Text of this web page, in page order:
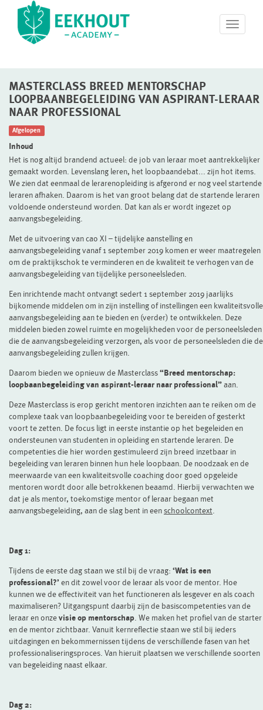
T
o
n
a
o
MASTERCLASS BREED MENTORSCHAP
LOOPBAANBEGELEIDING VAN ASPIRANT-LERAAR
NAAR PROFESSIONAL
Afgelopen
Inhoud
Het is nog altijd brandend actueel: de job van leraar moet aantrekkelijker
gemaakt worden. Levenslang leren, het loopbaandebat... zijn hot items.
We zien dat eenmaal de lerarenopleiding is afgerond er nog veel startende
leraren afhaken. Daarom is het van groot belang dat de startende leraren
voldoende ondersteund worden. Dat kan als er wordt ingezet op
aanvangsbegeleiding.
Met de uitvoering van cao XI – tijdelijke aanstelling en
aanvangsbegeleiding vanaf 1 september 2019 komen er weer maatregelen
om de praktijkschok te verminderen en de kwaliteit te verhogen van de
aanvangsbegeleiding van tijdelijke personeelsleden.
Een inrichtende macht ontvangt sedert 1 september 2019 jaarlijks
bijkomende middelen om in zijn instelling of instellingen een kwaliteitsvolle
aanvangsbegeleiding aan te bieden en (verder) te ontwikkelen. Deze
middelen bieden zowel ruimte en mogelijkheden voor de personeelsleden
die de aanvangsbegeleiding verzorgen, als voor de personeelsleden die de
aanvangsbegeleiding zullen krijgen.
Daarom bieden we opnieuw de Masterclass“Breed mentorschap:
loopbaanbegeleiding van aspirant-leraar naar professional”aan.
Deze Masterclass is erop gericht mentoren inzichten aan te reiken om de
complexe taak van loopbaanbegeleiding voor te bereiden of gesterkt
voort te zetten. De focus ligt in eerste instantie op het begeleiden en
ondersteunen van studenten in opleiding en startende leraren. De
competenties die hier worden gestimuleerd zijn breed inzetbaar in
begeleiding van leraren binnen hun hele loopbaan. De noodzaak en de
meerwaarde van een kwaliteitsvolle coaching door goed opgeleide
mentoren wordt door alle betrokkenen beaamd. Hierbij verwachten we
dat je als mentor, toekomstige mentor of leraar begaan met
aanvangsbegeleiding, aan de slag bent in een schoolcontext
Dag 1:
Tijdens de eerste dag staan we stil bij de vraag: ‘Wat is een
professional?’ en dit zowel voor de leraar als voor de mentor. Hoe
kunnen we de effectiviteit van het functioneren als lesgever en als coach
maximaliseren? Uitgangspunt daarbij zijn de basiscompetenties van de
leraar en onzevisie op mentorschap . We maken het profiel van de starter
en de mentor zichtbaar. Vanuit kernreflectie staan we stil bij ieders
uitdagingen en bekommernissen tijdens de verschillende fasen van het
professionaliseringsproces. Van hieruit plaatsen we verschillende soorten
van begeleiding naast elkaar.
Dag 2: